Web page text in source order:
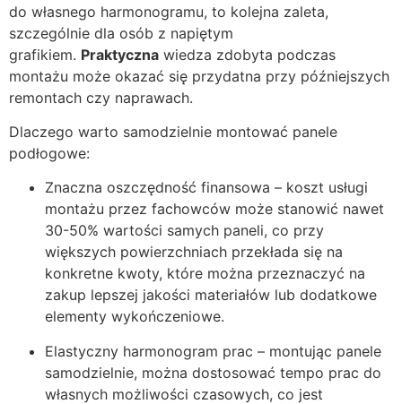
do własnego harmonogramu, to kolejna zaleta,
szczególnie dla osób z napiętym
grafikiem. Praktyczna wiedza zdobyta podczas
montażu może okazać się przydatna przy późniejszych
remontach czy naprawach.
Dlaczego warto samodzielnie montować panele
podłogowe:
Znaczna oszczędność finansowa – koszt usługi
montażu przez fachowców może stanowić nawet
30-50% wartości samych paneli, co przy
większych powierzchniach przekłada się na
konkretne kwoty, które można przeznaczyć na
zakup lepszej jakości materiałów lub dodatkowe
elementy wykończeniowe.
Elastyczny harmonogram prac – montując panele
samodzielnie, można dostosować tempo prac do
własnych możliwości czasowych, co jest